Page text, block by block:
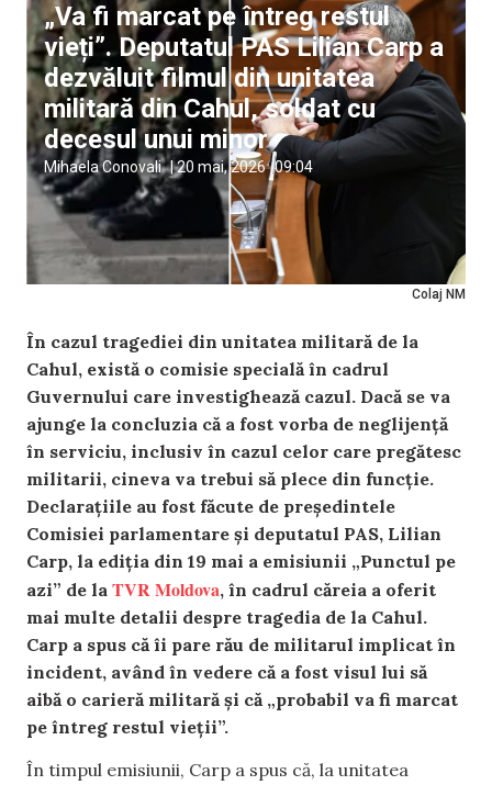
Colaj NM
„Va fi marcat pe întreg restul
vieți”. Deputatul PAS Lilian Carp a
dezvăluit filmul din unitatea
militară din Cahul, soldat cu
decesul unui minor
Mihaela Conovali |20 mai, 2026 09:04
În cazul tragediei din unitatea militară de la
Cahul, există o comisie specială în cadrul
Guvernului care investighează cazul. Dacă se va
ajunge la concluzia că a fost vorba de neglijență
în serviciu, inclusiv în cazul celor care pregătesc
militarii, cineva va trebui să plece din funcție.
Declarațiile au fost făcute de președintele
Comisiei parlamentare și deputatul PAS, Lilian
Carp, la ediția din 19 mai a emisiunii „Punctul pe
azi” de la TVR Moldova, în cadrul căreia a oferit
mai multe detalii despre tragedia de la Cahul.
Carp a spus că îi pare rău de militarul implicat în
incident, având în vedere că a fost visul lui să
aibă o carieră militară și că „probabil va fi marcat
pe întreg restul vieții”.
În timpul emisiunii, Carp a spus că, la unitatea